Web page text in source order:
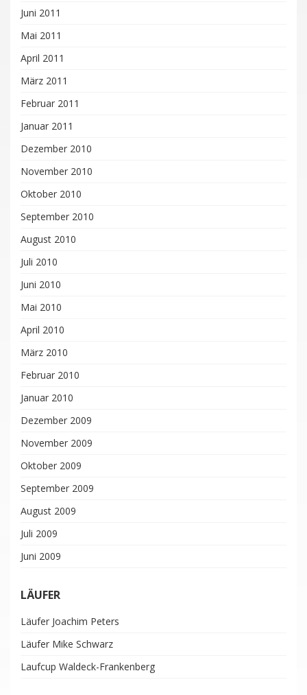
Juni 2011
Mai 2011
April 2011
März 2011
Februar 2011
Januar 2011
Dezember 2010
November 2010
Oktober 2010
September 2010
August 2010
Juli 2010
Juni 2010
Mai 2010
April 2010
März 2010
Februar 2010
Januar 2010
Dezember 2009
November 2009
Oktober 2009
September 2009
August 2009
Juli 2009
Juni 2009
LÄUFER
Läufer Joachim Peters
Läufer Mike Schwarz
Laufcup Waldeck-Frankenberg